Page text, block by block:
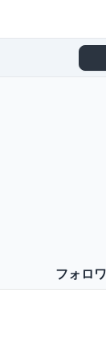
フォロ